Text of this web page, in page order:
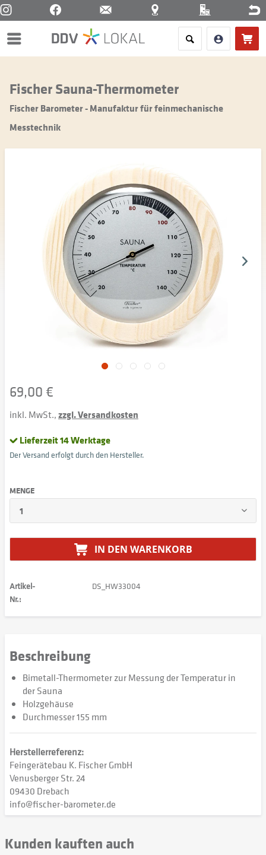
Menü
Fischer Sauna-Thermometer
Fischer Barometer - Manufaktur für feinmechanische
Messtechnik
69,00 €
inkl. MwSt.,zzgl. Versandkosten
Lieferzeit 14 Werktage
Der Versand erfolgt durch den Hersteller.
MENGE
IN DEN WARENKORB
Artikel-
Nr.:
DS_HW33004
Beschreibung
Bimetall-Thermometer zur Messung der Temperatur in
der Sauna
Holzgehäuse
Durchmesser 155 mm
Herstellerreferenz:
Feingerätebau K. Fischer GmbH
Venusberger Str. 24
09430 Drebach
info@fischer-barometer.de
Kunden kauften auch